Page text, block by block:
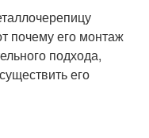
почему его монтаж
подхода,
его